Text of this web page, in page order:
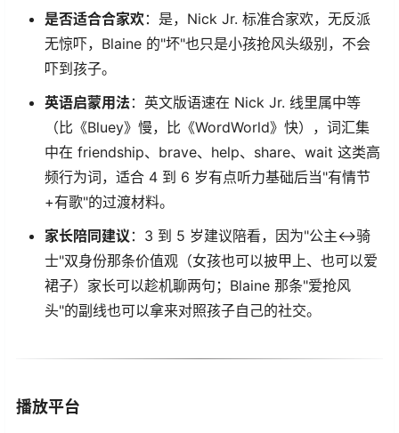
是否适合合家欢：是，Nick Jr. 标准合家欢，无反派
无惊吓，Blaine 的"坏"也只是小孩抢风头级别，不会
吓到孩子。
英语启蒙用法 ：英文版语速在 Nick Jr. 线里属中等
（比《Bluey》慢，比《WordWorld》快），词汇集
中在 friendship、brave、help、share、wait 这类高
频行为词，适合 4 到 6 岁有点听力基础后当"有情节
+有歌"的过渡材料。
家长陪同建议 ：3 到 5 岁建议陪看，因为"公主↔骑
士"双身份那条价值观（女孩也可以披甲上、也可以爱
裙子）家长可以趁机聊两句；Blaine 那条"爱抢风
头"的副线也可以拿来对照孩子自己的社交。
播放平台